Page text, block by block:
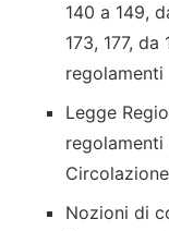
140 a 149,
173, 177,
regolamenti
Legge
regolamenti
Nozioni di